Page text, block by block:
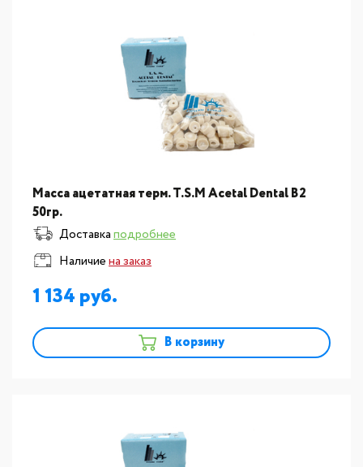
Масса ацетатная терм. T.S.M Acetal Dental В2
50гр.
Доставкаподробнее
Наличиена заказ
1 134
В корзину